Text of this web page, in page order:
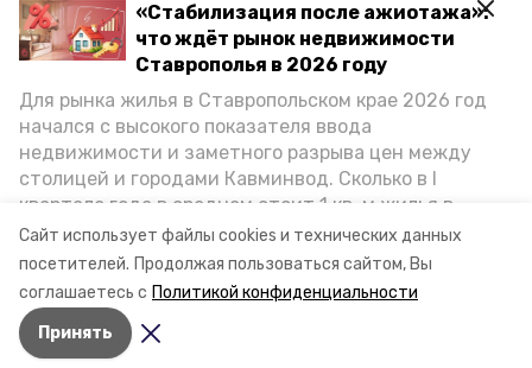
Сайт использует файлы cookies и технических данных
посетителей. Продолжая пользоваться сайтом, Вы
соглашаетесь с Политикой конфиденциальности
Принять
«Стабилизация после ажиотажа»:
что ждёт рынок недвижимости
Ставрополья в 2026 году
Для рынка жилья в Ставропольском крае 2026 год
начался с высокого показателя ввода
недвижимости и заметного разрыва цен между
столицей и городами Кавминвод. Сколько в I
квартале года в среднем стоит 1 кв. м жилья в
городах и округах региона, как изменился спрос на
первичку и вторичку, какова себестоимость
стройки собственного жилья в этом году и какие
прогнозы о стоимости квадратных метров дают
эксперты, выясняла корреспондент «Победы26».
Общество
9 января 2025, 09:58
Билеты в цирк и технику
подарили детям в акции
«Ёлка желаний» в
Предгорье
Общество
8 января 2025, 15:44
Госавтоинспекция
Предгорья выявила 30
нарушений ПДД в ходе
мероприятия «Пешеход»
Все новости
предгорный округ предгорный округ новости
станица ессентукская